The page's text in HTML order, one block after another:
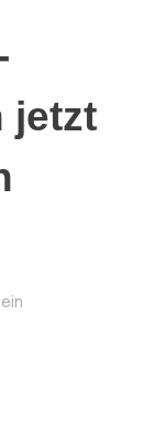
jetzt